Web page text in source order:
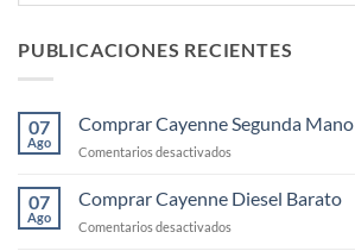
PUBLICACIONES RECIENTES
07
Ago
Comprar Cayenne Segunda Mano
Comentarios desactivados
Cayenne
Segunda
Mano
07
Ago
Comprar Cayenne Diesel Barato
Comentarios desactivados